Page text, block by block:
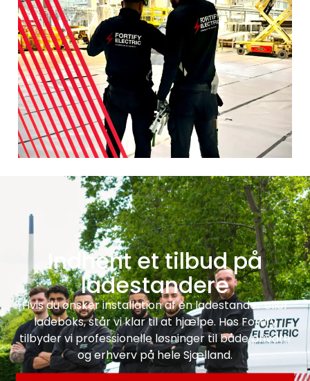
Indhent et tilbud på
ladestandere
Hvis du ønsker installation af en ladestander eller
ladeboks, står vi klar til at hjælpe. Hos Fortify
tilbyder vi professionelle løsninger til både private
og erhverv på hele Sjælland.